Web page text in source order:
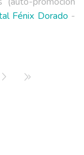
Fénix Dorado -
Siguiente